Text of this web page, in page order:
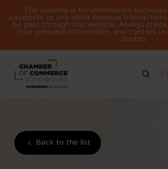
This website is for information
payments or any other financial
be paid through this website. Always
your personal information, and contact
doubts.
Back to the list